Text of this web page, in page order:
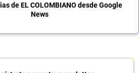
de EL COLOMBIANO desde Google
News